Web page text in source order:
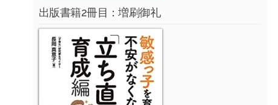
出版書籍2冊目：増刷御礼